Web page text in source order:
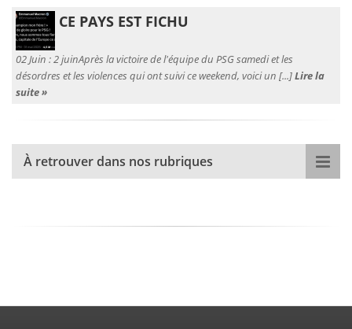
CE PAYS EST FICHU
02 Juin :2 juinAprès la victoire de l'équipe du PSG samedi et les
désordres et les violences qui ont suivi ce weekend, voici un [...]Lire la
suite »
À retrouver dans nos rubriques